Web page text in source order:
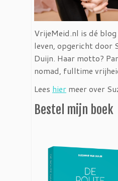
VrijeMeid.nl is dé
leven, opgericht door
Duijn. Haar motto?
nomad, fulltime
Lees hier meer over
Bestel mijn boek